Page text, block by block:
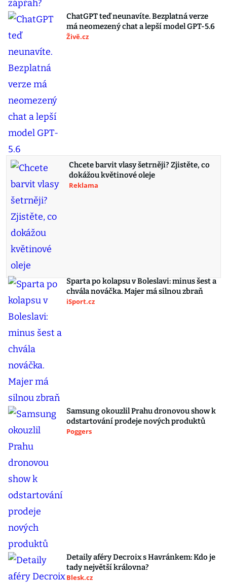
ChatGPT teď neunavíte. Bezplatná verze
má neomezený chat a lepší model GPT-5.6
Živě.cz
Chcete barvit vlasy šetrněji? Zjistěte, co
dokážou květinové oleje
Reklama
Sparta po kolapsu v Boleslavi: minus šest a
chvála nováčka. Majer má silnou zbraň
iSport.cz
Samsung okouzlil Prahu dronovou show k
odstartování prodeje nových produktů
Poggers
Detaily aféry Decroix s Havránkem: Kdo je
tady největší královna?
Blesk.cz